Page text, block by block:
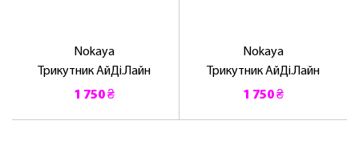
Nokaya
Трикутник АйДі.Лайн
1 750 ₴
Nokaya
Трикутник АйДі.Лайн
1 750 ₴